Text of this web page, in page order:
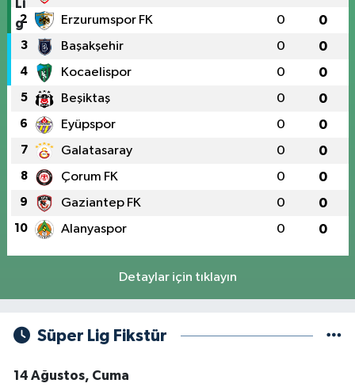
2 Erzurumspor FK 0 0
3 Başakşehir 0 0
4 Kocaelispor 0 0
5 Beşiktaş 0 0
6 Eyüpspor 0 0
7 Galatasaray 0 0
8 Çorum FK 0 0
9 Gaziantep FK 0 0
10 Alanyaspor 0 0
Detaylar için tıklayın
Süper Lig Fikstür
14 Ağustos, Cuma